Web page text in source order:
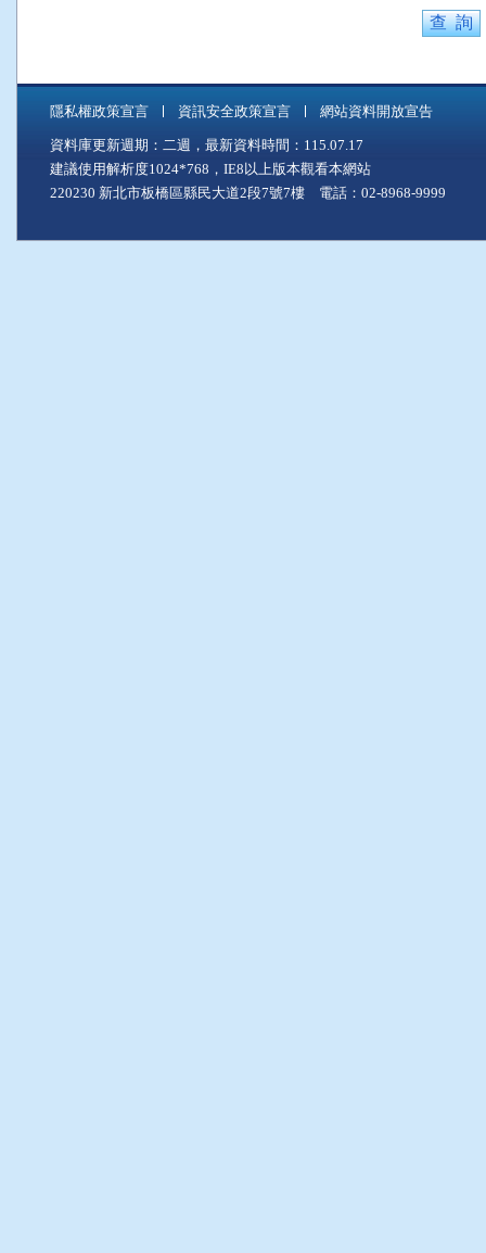
隱私權政策宣言 資訊安全政策宣言 網站資料開放宣告
資料庫更新週期：二週，最新資料時間：115.07.17
建議使用解析度1024*768，IE8以上版本觀看本網站
220230 新北市板橋區縣民大道2段7號7樓 電話：02-8968-9999